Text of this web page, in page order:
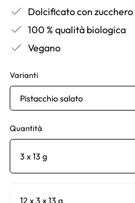
Dolcificato con
100 % qualità biologica
Vegano
Varianti
Pistacchio salato
Quantità
3 x 13 g
12 x 3 x 13 g